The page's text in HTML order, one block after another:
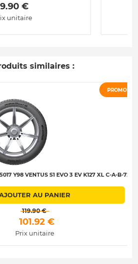
€
unitaire
similaires :
PROMO
Y98 VENTUS S1 EVO 3 EV K127 XL C-A-B-72
AU PANIER
119.90 €
101.92 €
Prix unitaire